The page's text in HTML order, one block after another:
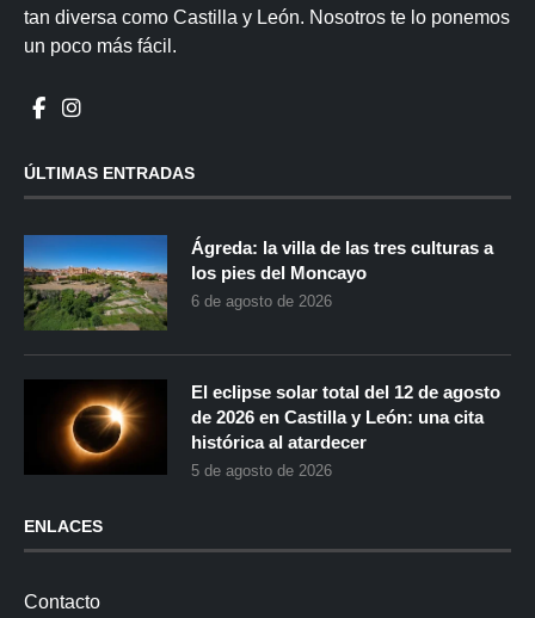
tan diversa como Castilla y León. Nosotros te lo ponemos
un poco más fácil.
ÚLTIMAS ENTRADAS
Ágreda: la villa de las tres culturas a
los pies del Moncayo
6 de agosto de 2026
El eclipse solar total del 12 de agosto
de 2026 en Castilla y León: una cita
histórica al atardecer
5 de agosto de 2026
ENLACES
Contacto